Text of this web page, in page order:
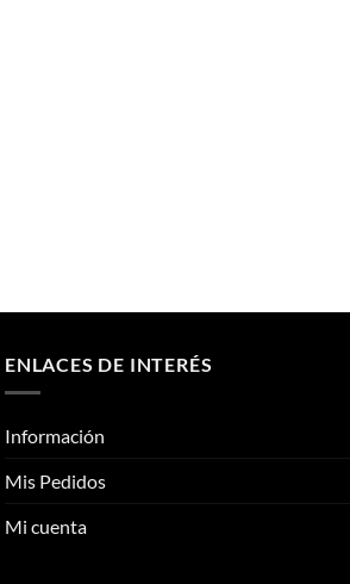
ENLACES DE INTERÉS
Información
Mis Pedidos
Mi cuenta